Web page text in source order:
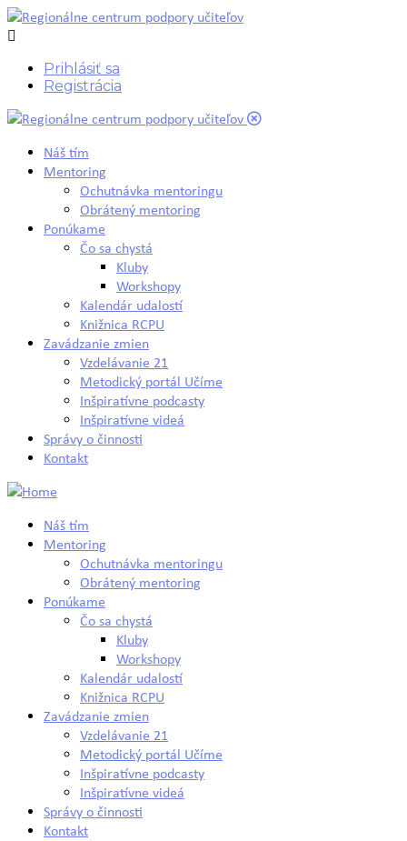
Prihlásiť sa
Registrácia
Náš tím
Mentoring
Ochutnávka mentoringu
Obrátený mentoring
Ponúkame
Čo sa chystá
Kluby
Workshopy
Kalendár udalostí
Knižnica RCPU
Zavádzanie zmien
Vzdelávanie 21
Metodický portál Učíme
Inšpiratívne podcasty
Inšpiratívne videá
Správy o činnosti
Kontakt
Náš tím
Mentoring
Ochutnávka mentoringu
Obrátený mentoring
Ponúkame
Čo sa chystá
Kluby
Workshopy
Kalendár udalostí
Knižnica RCPU
Zavádzanie zmien
Vzdelávanie 21
Metodický portál Učíme
Inšpiratívne podcasty
Inšpiratívne videá
Správy o činnosti
Kontakt